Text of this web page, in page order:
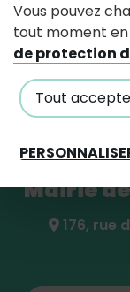
Vous pouvez
tout moment en
de protection
Tout
Mairie
176, rue